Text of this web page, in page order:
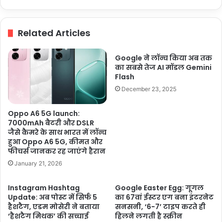
हैंडलूम
ऑपरेटिव
ने
290
अधिक
के
हैंडलूम
प्रोडक्ट्स
की
की
Related Articles
Oppo A6 5G launch:
7000mAh बैटरी और DSLR
जैसे कैमरे के साथ भारत में लॉन्च
हुआ Oppo A6 5G, कीमत और
फीचर्स जानकर रह जाएंगे हैरान
January 21, 2026
Google ने लॉन्च किया अब तक
का सबसे तेज AI मॉडल Gemini
Flash
December 23, 2025
Instagram Hashtag
Update: अब पोस्ट में सिर्फ 5
हैशटैग, एडम मोसेरी ने बताया
‘हैशटैग मिथक’ की सच्चाई
Google Easter Egg: गूगल
का 67वां ईस्टर एग बना इंटरनेट
सनसनी, ‘6-7’ टाइप करते ही
हिलने लगती है स्क्रीन